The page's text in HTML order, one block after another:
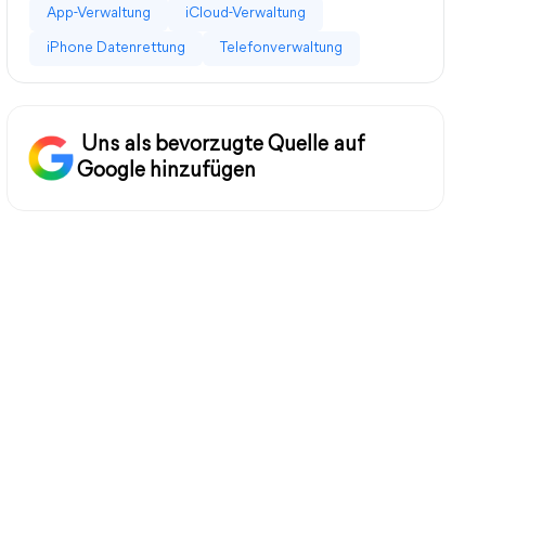
App-Verwaltung iCloud-Verwaltung
iPhone Datenrettung Telefonverwaltung
Uns als bevorzugte Quelle auf
Google hinzufügen